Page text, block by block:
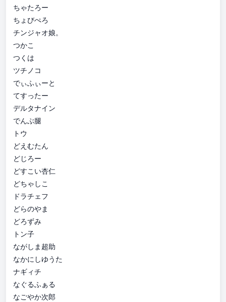
ちゃたろー
ちょびぺろ
チンジャオ娘。
つかこ
つくは
ツチノコ
でぃふぃーと
てすったー
デルタナイン
でんぶ腿
トウ
どえむたん
どじろー
どすこい杏仁
どちゃしこ
ドラチェフ
どらのやま
どろずみ
トン子
ながしま超助
なかにしゆうた
ナギィチ
なぐるふぁる
なごやか次郎